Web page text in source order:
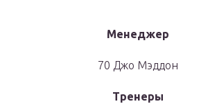
Менеджер
70 Джо Мэддон
Тренеры